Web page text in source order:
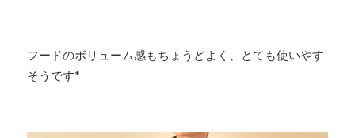
フードのボリューム感もちょうどよく、とても使いやす
そうです*